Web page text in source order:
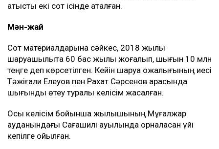
қатысты екі сот ісінде аталған.
Мән-жай
Сот материалдарына сәйкес, 2018 жылы
шаруашылықта 60 бас жылқы жоғалып, шығын 10 млн
теңге деп көрсетілген. Кейін шаруа қожалығының иесі
Тәжіғали Елеуов пен Рахат Сәрсенов арасында
шығынды өтеу туралы келісім жасалған.
Осы келісім бойынша жылқышының Мұғалжар
ауданындағы Сағашилі ауылында орналасқан үйі
кепілге қойылған.